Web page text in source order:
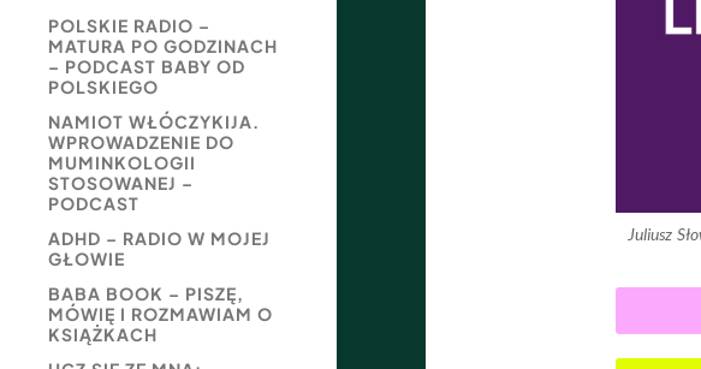
POLSKIE RADIO –
MATURA PO GODZINACH
– PODCAST BABY OD
POLSKIEGO
NAMIOT WŁÓCZYKIJA.
WPROWADZENIE DO
MUMINKOLOGII
STOSOWANEJ –
PODCAST
ADHD – RADIO W MOJEJ
GŁOWIE
BABA BOOK – PISZĘ,
MÓWIĘ I ROZMAWIAM O
KSIĄŻKACH
Juliusz